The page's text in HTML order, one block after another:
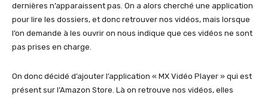
dernières n’apparaissent pas. On a alors cherché une application
pour lire les dossiers, et donc retrouver nos vidéos, mais lorsque
l’on demande à les ouvrir on nous indique que ces vidéos ne sont
pas prises en charge.
On donc décidé d’ajouter l’application « MX Vidéo Player » qui est
présent sur l’Amazon Store. Là on retrouve nos vidéos, elles